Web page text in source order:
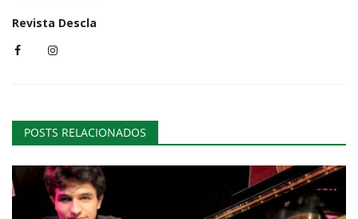
Revista Descla
POSTS RELACIONADOS